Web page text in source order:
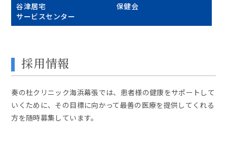
谷津居宅
サービスセンター
保健会
採用情報
奏の杜クリニック海浜幕張では、患者様の健康をサポートして
いくために、その目標に向かって最善の医療を提供してくれる
方を随時募集しています。